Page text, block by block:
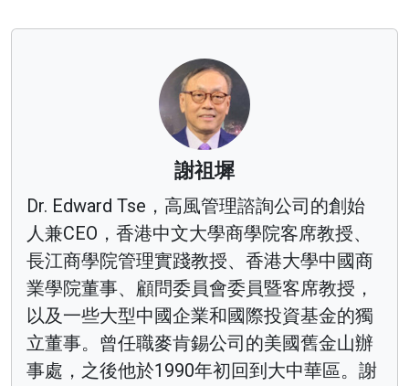
謝祖墀
Dr. Edward Tse，高風管理諮詢公司的創始
人兼CEO，香港中文大學商學院客席教授、
長江商學院管理實踐教授、香港大學中國商
業學院董事、顧問委員會委員暨客席教授，
以及一些大型中國企業和國際投資基金的獨
立董事。曾任職麥肯錫公司的美國舊金山辦
事處，之後他於1990年初回到大中華區。謝